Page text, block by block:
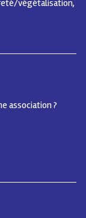
végétalisation,
association ?